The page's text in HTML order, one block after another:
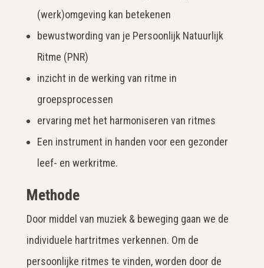
(werk)omgeving kan betekenen
bewustwording van je Persoonlijk Natuurlijk
Ritme (PNR)
inzicht in de werking van ritme in
groepsprocessen
ervaring met het harmoniseren van ritmes
Een instrument in handen voor een gezonder
leef- en werkritme.
Methode
Door middel van muziek & beweging gaan we de
individuele hartritmes verkennen. Om de
persoonlijke ritmes te vinden, worden door de